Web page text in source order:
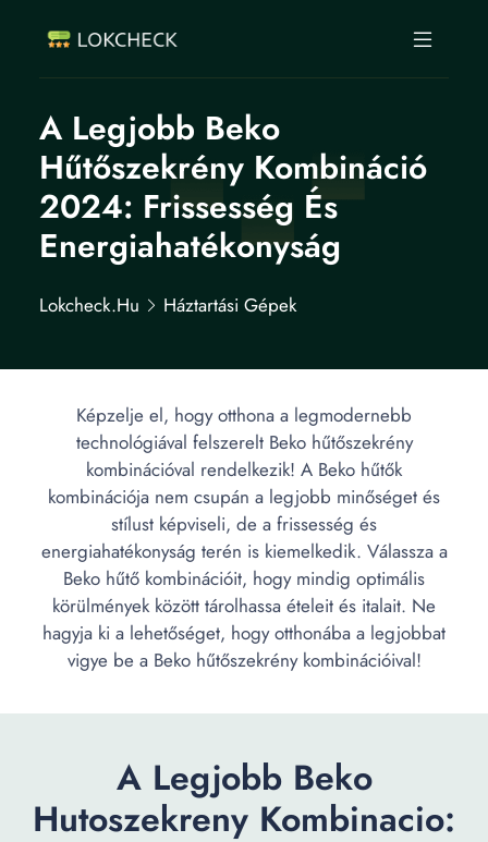
A Legjobb Beko
Hűtőszekrény Kombináció
2024: Frissesség És
Energiahatékonyság
Lokcheck.hu Háztartási Gépek
Képzelje el, hogy otthona a legmodernebb
technológiával felszerelt Beko hűtőszekrény
kombinációval rendelkezik! A Beko hűtők
kombinációja nem csupán a legjobb minőséget és
stílust képviseli, de a frissesség és
energiahatékonyság terén is kiemelkedik. Válassza a
Beko hűtő kombinációit, hogy mindig optimális
körülmények között tárolhassa ételeit és italait. Ne
hagyja ki a lehetőséget, hogy otthonába a legjobbat
vigye be a Beko hűtőszekrény kombinációival!
A Legjobb Beko
Hutoszekreny Kombinacio: